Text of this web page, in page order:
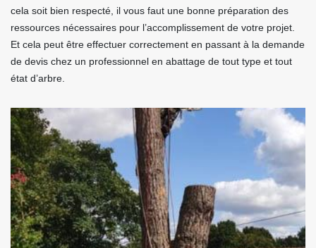
cela soit bien respecté, il vous faut une bonne préparation des
ressources nécessaires pour l’accomplissement de votre projet.
Et cela peut être effectuer correctement en passant à la demande
de devis chez un professionnel en abattage de tout type et tout
état d’arbre.